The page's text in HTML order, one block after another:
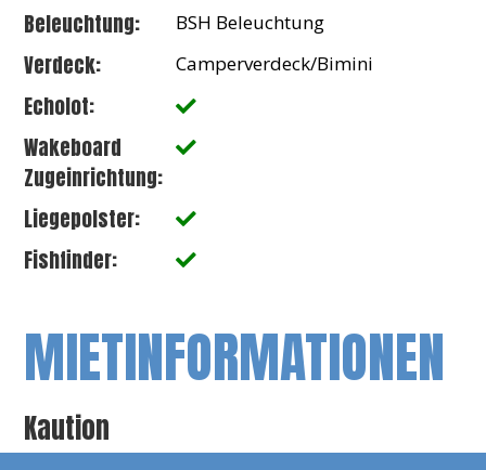
Beleuchtung:
BSH Beleuchtung
Verdeck: Camperverdeck/Bimini
Echolot:
Wakeboard
Zugeinrichtung:
Liegepolster:
Fishfinder:
MIETINFORMATIONEN
Kaution